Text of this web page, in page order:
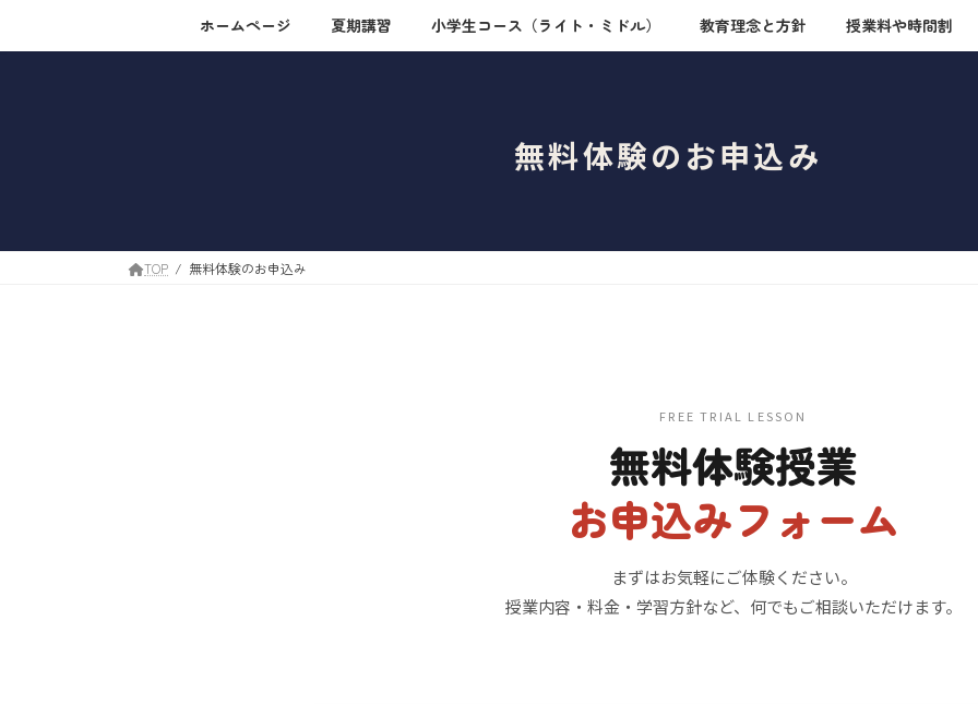
プ
動
ホームページ 夏期講習 小学生コース（ライト・ミドル） 教育理念と方針 授業料や時間割
無料体験のお申込み
TOP 無料体験のお申込み
FREE TRIAL LESSON
無料体験授業
お申込みフォーム
まずはお気軽にご体験ください。
授業内容・料金・学習方針など、何でもご相談いただけます。